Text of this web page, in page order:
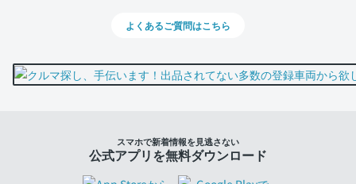
よくあるご質問はこちら
スマホで新着情報を見逃さない
公式アプリを無料ダウンロード